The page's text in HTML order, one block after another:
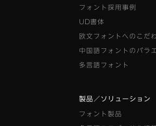
フォント採用事例
UD書体
欧文フォントへのこだ
中国語フォントのバラ
多言語フォント
製品／ソリューション
フォント製品